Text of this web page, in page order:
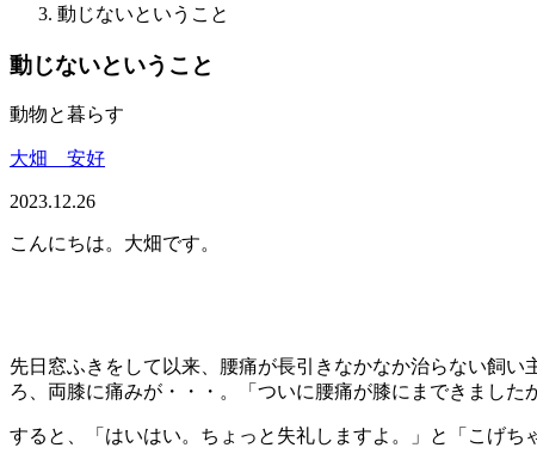
動じないということ
動じないということ
動物と暮らす
大畑 安好
2023.12.26
こんにちは。大畑です。
先日窓ふきをして以来、腰痛が長引きなかなか治らない飼
ろ、両膝に痛みが・・・。「ついに腰痛が膝にまできました
すると、「はいはい。ちょっと失礼しますよ。」と「こげ